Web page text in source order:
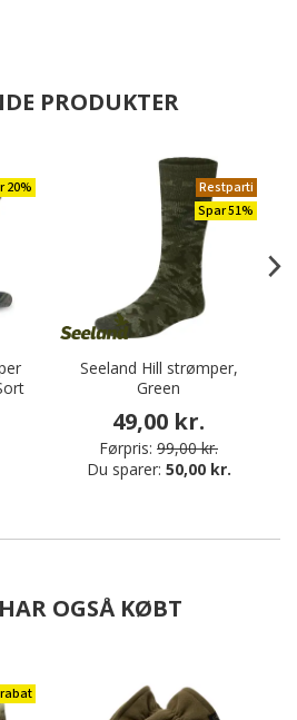
PRODUKTER
20%
Restparti
Spar 51%
Seeland Hill strømper,
Green
49,00 kr.
Førpris: 99,00 kr.
Du sparer: 50,00 kr.
OGSÅ KØBT